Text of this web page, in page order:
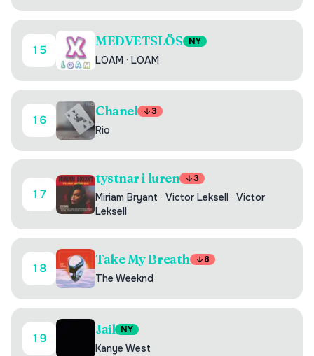
15
MEDVETSLÖS NY
LOAM · LOAM
16
Chanel 3
Rio
17
tystnar i luren 3
Miriam Bryant · Victor Leksell · Victor
Leksell
18
Take My Breath 8
The Weeknd
19
Jail NY
Kanye West